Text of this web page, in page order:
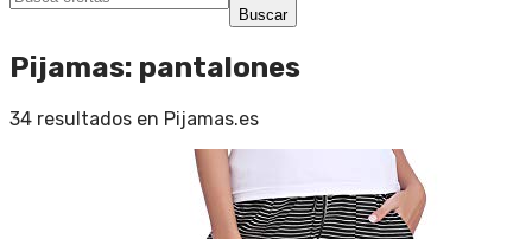
Buscar
Pijamas: pantalones
34 resultados en Pijamas.es